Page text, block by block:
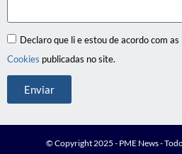
Declaro que li e estou de acordo com as
Cookies publicadas no site.
Enviar
© Copyright 2025 - PME News -